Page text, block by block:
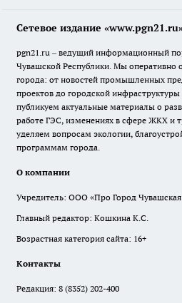
Сетевое издание
pgn21.ru – ведущий информационный
Чувашской Республики. Мы оперативно
города: от новостей промышленных
проектов до городской
публикуем актуальные материалы о
работе ГЭС, изменениях в сфере ЖКХ и
уделяем вопросам экологии,
программам города.
О компании
Учредитель: ООО «Про Город Чувашская
Главный редактор: Кошкина К.С.
Возрастная категория сайта: 16+
Контакты
Редакция: 8 (8352) 202-400